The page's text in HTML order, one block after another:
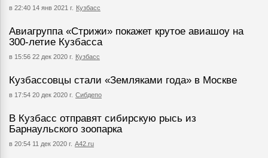
в 22:40 14 янв 2021 г. Кузбасс
Авиагруппа «Стрижи» покажет крутое авиашоу на
300-летие Кузбасса
в 15:56 22 дек 2020 г. Кузбасс
Кузбассовцы стали «Земляками года» в Москве
в 17:54 20 дек 2020 г. Сибдепо
В Кузбасс отправят сибирскую рысь из
Барнаульского зоопарка
в 20:54 11 дек 2020 г. А42.ru